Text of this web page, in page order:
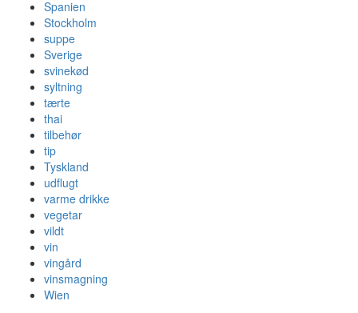
Spanien
Stockholm
suppe
Sverige
svinekød
syltning
tærte
thai
tilbehør
tip
Tyskland
udflugt
varme drikke
vegetar
vildt
vin
vingård
vinsmagning
Wien